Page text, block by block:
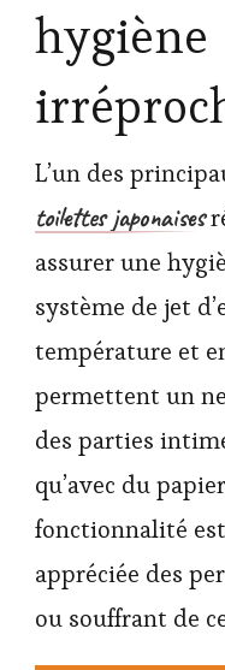
hygiène
L’un des
toilettes japonaises
assurer une
système de jet
température et
permettent un
des parties
qu’avec du
fonctionnalité
appréciée des
ou souffrant de